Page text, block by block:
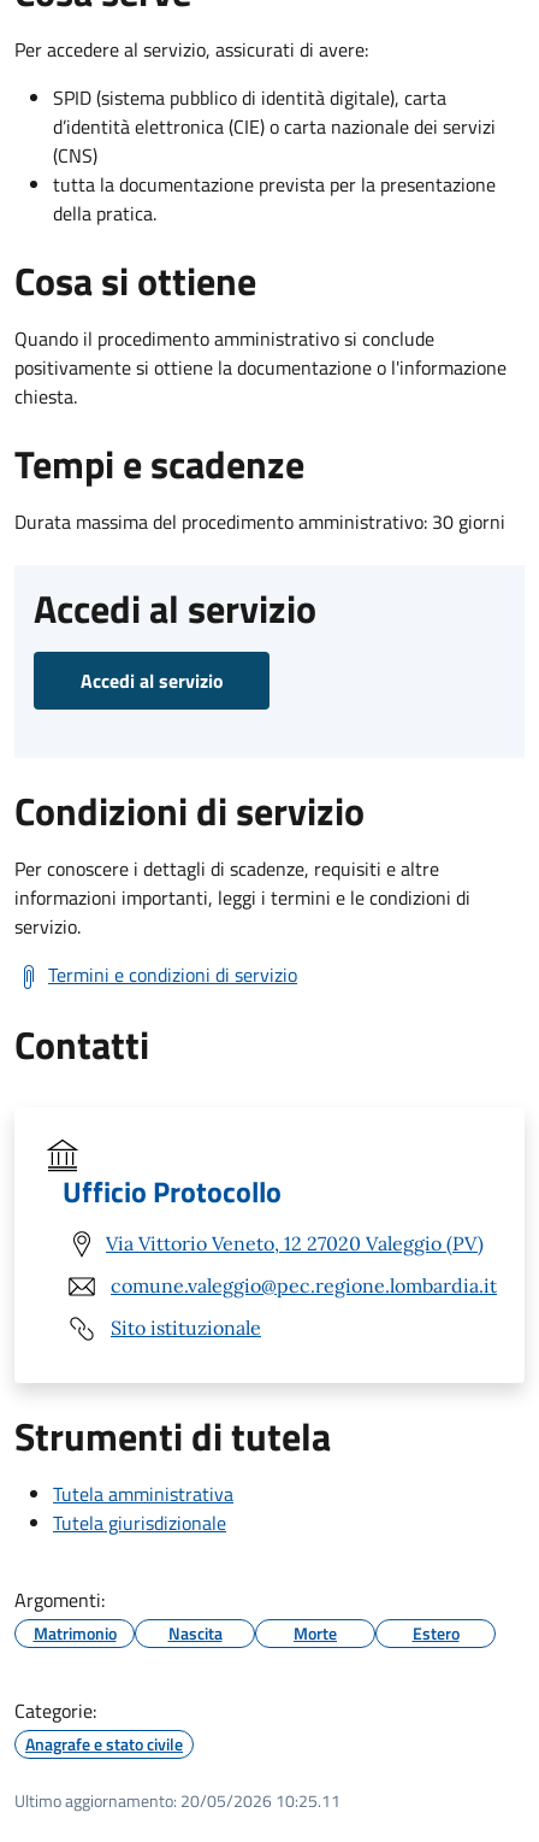
Per accedere al servizio, assicurati di avere:
SPID (sistema pubblico di identità digitale), carta
d’identità elettronica (CIE) o carta nazionale dei servizi
(CNS)
tutta la documentazione prevista per la presentazione
della pratica.
Cosa si ottiene
Quando il procedimento amministrativo si conclude
positivamente si ottiene la documentazione o l'informazione
chiesta.
Tempi e scadenze
Durata massima del procedimento amministrativo: 30 giorni
Accedi al servizio
Accedi al servizio
Condizioni di servizio
Per conoscere i dettagli di scadenze, requisiti e altre
informazioni importanti, leggi i termini e le condizioni di
servizio.
Termini e condizioni di servizio
Contatti
Ufficio Protocollo
Via Vittorio Veneto, 12 27020 Valeggio (PV)
comune.valeggio@pec.regione.lombardia.it
Sito istituzionale
Strumenti di tutela
Tutela amministrativa
Tutela giurisdizionale
Argomenti:
Matrimonio Nascita Morte Estero
Categorie:
Anagrafe e stato civile
Ultimo aggiornamento: 20/05/2026 10:25.11